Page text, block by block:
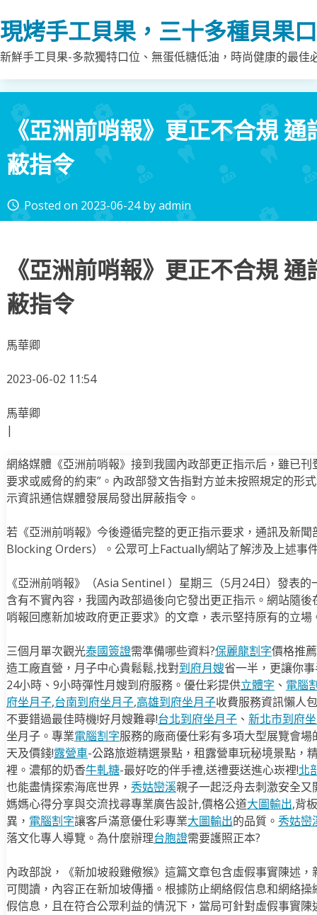
to
content
現烤手工貝果，三十多種貝果
新鮮手工貝果-多款獨特口位、無蛋低糖低油，時尚健康的最
《亞洲前哨報》更正不合規
蔽指令
access_time Posted on 2023-06-24byadmin
《亞洲前哨報》更正不合規
蔽指令
馬華卿
2023-06-02 11:54
馬華卿
|
網絡媒體《亞洲前哨報》接到我國內政部更正指示后，雖已
要求或威脅的約束”。內政部發文告指對方並未按照規定的形
示資訊通信媒體發展局發出屏蔽指令。
若《亞洲前哨報》今後遵循完整的更正指示要求，通訊及新聞
Blocking Orders）。公眾可上Factually網站了解涉及上述事
《亞洲前哨報》（Asia Sentinel ）星期三（5月24日）發表
含有不實內容，我國內政部過後向它發出更正指示。網站隨
哨報回應新加坡政府更正要求》的文章，表示堅持原有的立場
三個月單次觀光泰國簽證需準備哪些資料?保麗龍割字價格推
造工廠直營，月子中心貴鬆鬆,找對到府月嫂省一半，更讓你
24小時、9小時彈性月嫂到府服務。優仕彩提供立體字 、 電腦
府坐月子,台南到府坐月子,高雄到府坐月子收費服務資訊懶人
不要錯過最佳時機!好月嫂難尋!台北到府坐月子、 新北市到府
坐月子。專業電腦割字服務的廠商優仕彩有多項大型展覽會場
天及價錢!露營車-公路旅遊精選景點，租露營車玩秘境景點，
裡。濃郁的奶香牛軋糖-最好吃的伴手禮,送禮要送進心崁裡!北
也能盡情探索海底世界， 秀姑巒溪親子一起泛舟去​刺激安全
媽媽心得分享與交流找尋專業廣告設計,價格公道大圖輸出,背
異， 電腦割字讓客戶滿意優仕彩專業大圖輸出的品質。 秀姑巒
落文化專人導覽。為什麼辦理台胞證需要護照正本?
內政部說，《新加坡殺雞儆猴》這篇文章包含虛假事實陳述
可閱讀，內容正在新加坡傳播。根據防止網絡假信息和網絡
假信息，且在符合公眾利益的情況下，當局可針對虛假事實陳